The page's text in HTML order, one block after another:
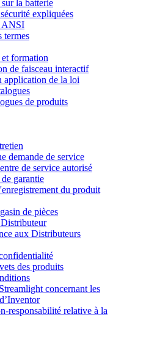
la batterie
expliquées
ANSI
termes
formation
de faisceau interactif
application de la loi
de produits
demande de service
de service autorisé
garantie
du produit
de pièces
aux Distributeurs
des produits
concernant les
responsabilité relative à la